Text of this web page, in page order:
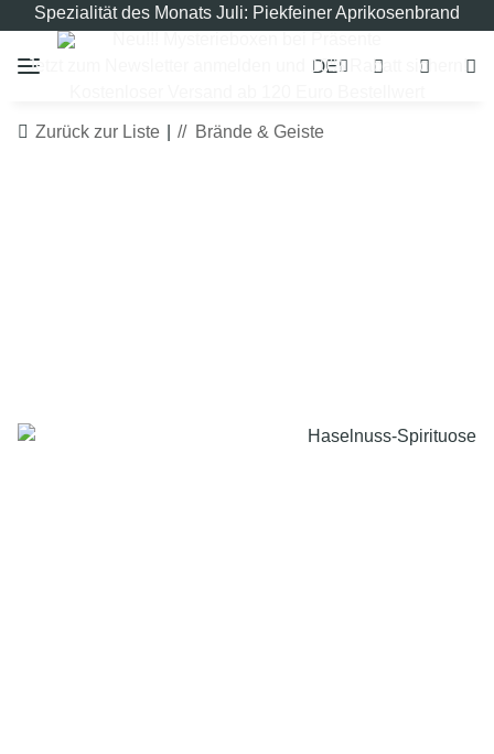
Spezialität des Monats Juli: Piekfeiner Aprikosenbrand
Jetzt zum Newsletter anmelden und 10% Rabatt sichern!
DE
Zurück zur Liste Brände & Geiste